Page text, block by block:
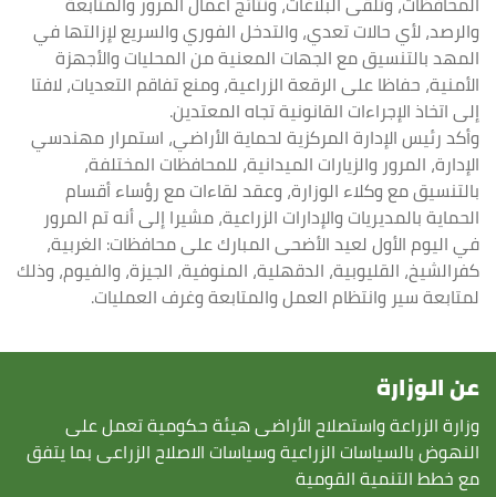
والرصد، لأي حالات تعدي، والتدخل الفوري والسريع لإزالتها في
المهد بالتنسيق مع الجهات المعنية من المحليات والأجهزة
الأمنية، حفاظا على الرقعة الزراعية، ومنع تفاقم التعديات، لافتا
إلى اتخاذ الإجراءات القانونية تجاه المعتدين.
وأكد رئيس الإدارة المركزية لحماية الأراضي، استمرار مهندسي
الإدارة، المرور والزيارات الميدانية، للمحافظات المختلفة،
بالتنسيق مع وكلاء الوزارة، وعقد لقاءات مع رؤساء أقسام
الحماية بالمديريات والإدارات الزراعية، مشيرا إلى أنه تم المرور
في اليوم الأول لعيد الأضحى المبارك على محافظات: الغربية،
كفرالشيخ، القليوبية، الدقهلية، المنوفية، الجيزة، والفيوم، وذلك
لمتابعة سير وانتظام العمل والمتابعة وغرف العمليات.
عن الوزارة
وزارة الزراعة واستصلاح الأراضى هيئة حكومية تعمل على
النهوض بالسياسات الزراعية وسياسات الاصلاح الزراعى بما يتفق
مع خطط التنمية القومية